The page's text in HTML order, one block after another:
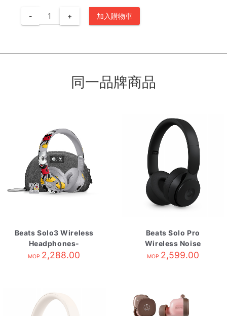
- + 加入購物車
同一品牌商品
Beats Solo3 Wireless
Headphones-
Mickey's 90th
MOP 2,288.00
Beats Solo Pro
Wireless Noise
Cancelling
MOP 2,599.00